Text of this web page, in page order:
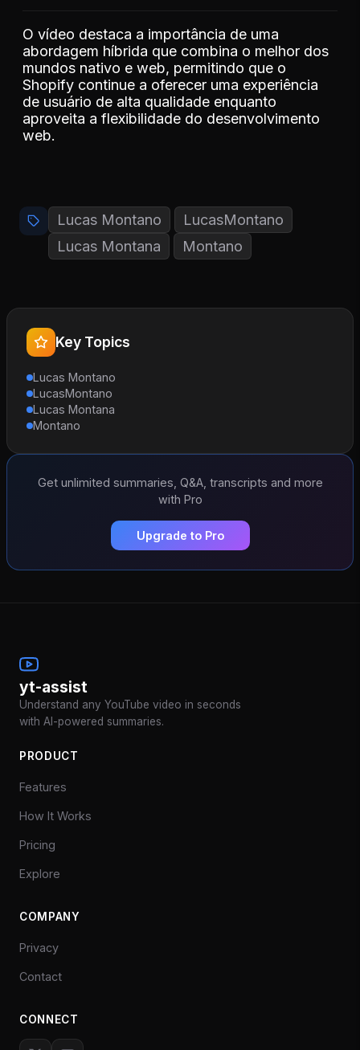
O vídeo destaca a importância de uma
abordagem híbrida que combina o melhor dos
mundos nativo e web, permitindo que o
Shopify continue a oferecer uma experiência
de usuário de alta qualidade enquanto
aproveita a flexibilidade do desenvolvimento
web.
Lucas Montano
LucasMontano
Lucas Montana
Montano
Key Topics
Lucas Montano
LucasMontano
Lucas Montana
Montano
Get unlimited summaries, Q&A, transcripts and more
with Pro
Upgrade to Pro
yt-assist
Understand any YouTube video in seconds
with AI-powered summaries.
PRODUCT
Features
How It Works
Pricing
Explore
COMPANY
Privacy
Contact
CONNECT